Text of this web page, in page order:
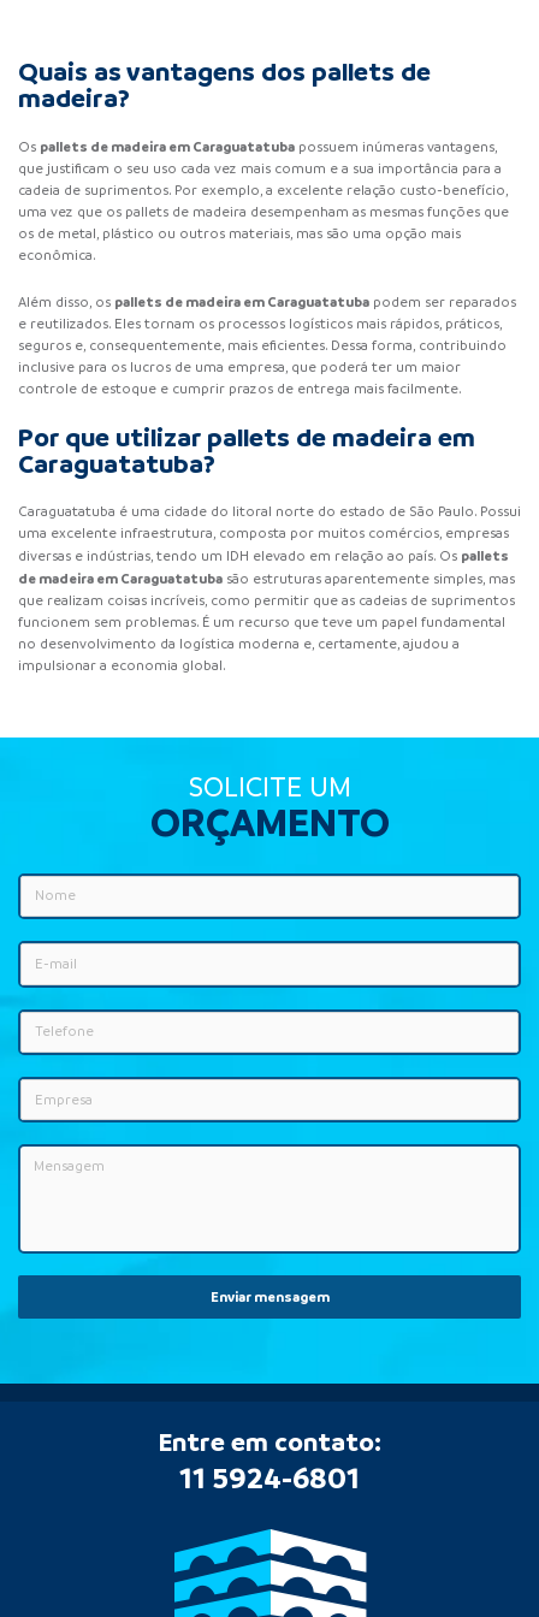
Quais as vantagens dos pallets de
madeira?
Os pallets de madeira em Caraguatatuba possuem inúmeras vantagens,
que justificam o seu uso cada vez mais comum e a sua importância para a
cadeia de suprimentos. Por exemplo, a excelente relação custo-benefício,
uma vez que os pallets de madeira desempenham as mesmas funções que
os de metal, plástico ou outros materiais, mas são uma opção mais
econômica.
Além disso, os pallets de madeira em Caraguatatuba podem ser reparados
e reutilizados. Eles tornam os processos logísticos mais rápidos, práticos,
seguros e, consequentemente, mais eficientes. Dessa forma, contribuindo
inclusive para os lucros de uma empresa, que poderá ter um maior
controle de estoque e cumprir prazos de entrega mais facilmente.
Por que utilizar pallets de madeira em
Caraguatatuba?
Caraguatatuba é uma cidade do litoral norte do estado de São Paulo. Possui
uma excelente infraestrutura, composta por muitos comércios, empresas
diversas e indústrias, tendo um IDH elevado em relação ao país. Os pallets
de madeira em Caraguatatuba são estruturas aparentemente simples, mas
que realizam coisas incríveis, como permitir que as cadeias de suprimentos
funcionem sem problemas. É um recurso que teve um papel fundamental
no desenvolvimento da logística moderna e, certamente, ajudou a
impulsionar a economia global.
SOLICITE UM
ORÇAMENTO
Enviar mensagem
Entre em contato:
11 5924-6801